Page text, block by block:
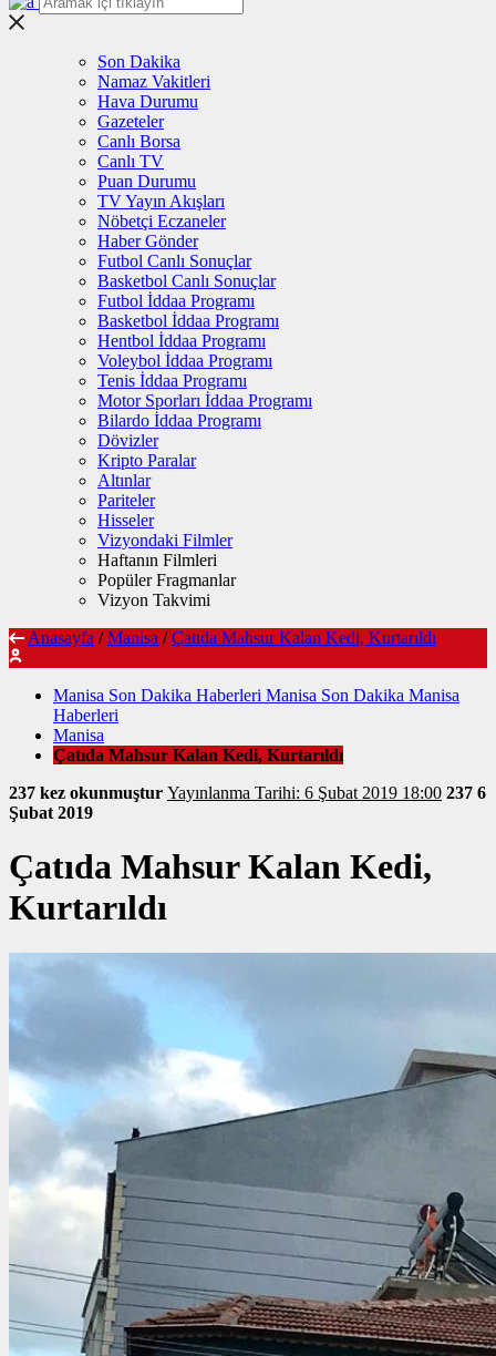
Son Dakika
Namaz Vakitleri
Hava Durumu
Gazeteler
Canlı Borsa
Canlı TV
Puan Durumu
TV Yayın Akışları
Nöbetçi Eczaneler
Haber Gönder
Futbol Canlı Sonuçlar
Basketbol Canlı Sonuçlar
Futbol İddaa Programı
Basketbol İddaa Programı
Hentbol İddaa Programı
Voleybol İddaa Programı
Tenis İddaa Programı
Motor Sporları İddaa Programı
Bilardo İddaa Programı
Dövizler
Kripto Paralar
Altınlar
Pariteler
Hisseler
Vizyondaki Filmler
Haftanın Filmleri
Popüler Fragmanlar
Vizyon Takvimi
Anasayfa / Manisa / Çatıda Mahsur Kalan Kedi, Kurtarıldı
Manisa Son Dakika Haberleri Manisa Son Dakika Manisa
Haberleri
Manisa
Çatıda Mahsur Kalan Kedi, Kurtarıldı
237 kez okunmuştur Yayınlanma Tarihi: 6 Şubat 2019 18:00 237 6
Şubat 2019
Çatıda Mahsur Kalan Kedi,
Kurtarıldı